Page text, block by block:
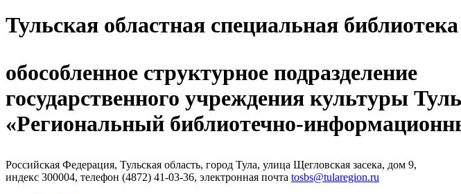
Тульская областная специальная
обособленное структурное подразделение
государственного учреждения культуры
«Региональный библиотечно-
Российская Федерация, Тульская область, город Тула, улица Щегловская засека, дом 9,
индекс 300004, телефон (4872) 41-03-36, электронная почта tosbs@tularegion.ru